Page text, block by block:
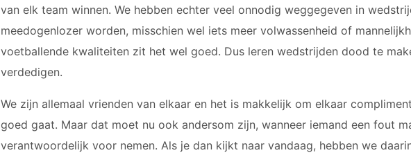
van elk team winnen. We hebben echter veel onnodig weggegeven in
meedogenlozer worden, misschien wel iets meer volwassenheid of
voetballende kwaliteiten zit het wel goed. Dus leren wedstrijden dood te
verdedigen.
We zijn allemaal vrienden van elkaar en het is makkelijk om elkaar
goed gaat. Maar dat moet nu ook andersom zijn, wanneer iemand een fout
verantwoordelijk voor nemen. Als je dan kijkt naar vandaag, hebben we